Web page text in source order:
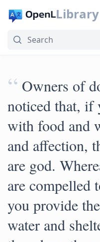
Library
“ Owners of
noticed that, if
with food and
and affection,
are god.
are compelled
you provide
water and